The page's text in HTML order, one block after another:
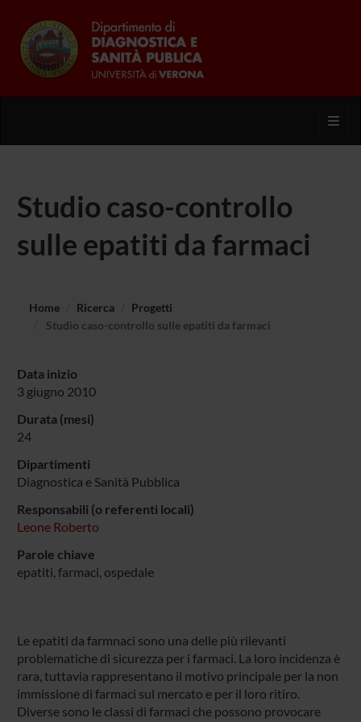
Studio caso-controllo
sulle epatiti da farmaci
Home Ricerca
Progetti
Studio caso-controllo sulle epatiti da farmaci
Data inizio
3 giugno 2010
Durata (mesi)
24
Dipartimenti
Diagnostica e Sanità Pubblica
Responsabili (o referenti locali)
Leone Roberto
Parole chiave
epatiti, farmaci, ospedale
Le epatiti da farmnaci sono una delle più rilevanti
problematiche di sicurezza per i farmaci. La loro incidenza è
rara, tuttavia rappresentano il motivo principale per la non
immissione di farmaci sul mercato e per il loro ritiro.
Diverse sono le classi di farmaci che possono provocare